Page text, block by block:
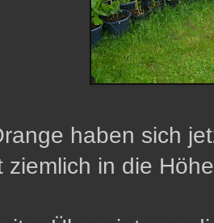
haben sich
ziemlich in die